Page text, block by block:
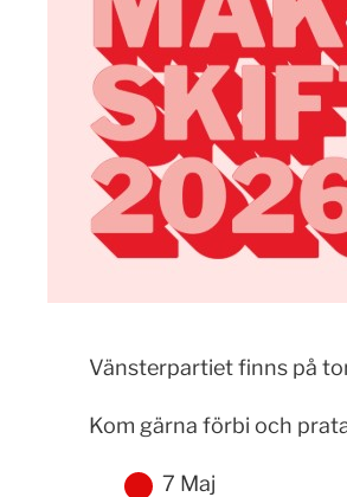
Vänsterpartiet finns på
Kom gärna förbi och
7 Maj